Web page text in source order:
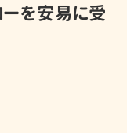
を安易に受